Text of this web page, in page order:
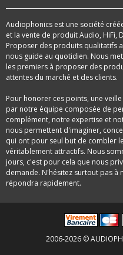
Audiophonics est une société
et la vente de produit Audio, HiFi,
Proposer des produits qualitatifs
nous guide au quotidien. Nous
les premiers à proposer des
attentes du marché et des clients.
Pour honorer ces points, une
par notre équipe composée de
complément, notre expertise et
nous permettent d'imaginer,
qui ont pour seul but de combler
véritablement attractifs. Nous
jours, c'est pour cela que nous
demande. N'hésitez surtout pas
répondra rapidement.
2006-2026 ©